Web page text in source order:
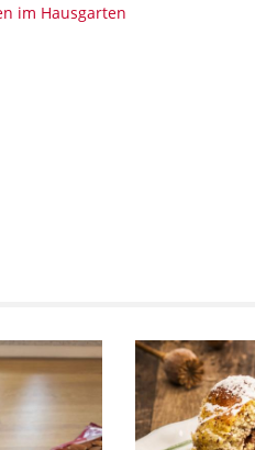
im Hausgarten